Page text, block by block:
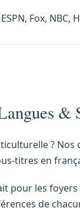
ESPN, Fox, NBC,
&
?
titres en
pour les
de